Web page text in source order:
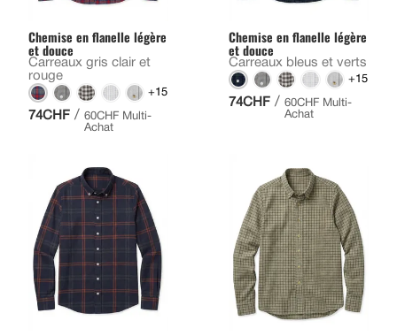
Chemise en flanelle légère
et douce
Carreaux gris clair et
rouge
+15
74CHF / 60CHF Multi-
Achat
Chemise en flanelle légère
et douce
Carreaux bleus et verts
+15
74CHF / 60CHF Multi-
Achat